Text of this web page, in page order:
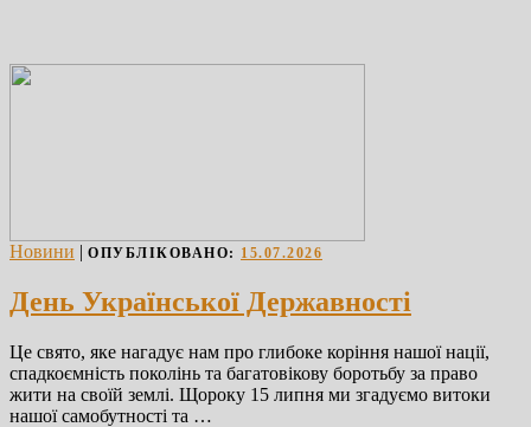
Новини | ОПУБЛІКОВАНО: 15.07.2026
День Української Державності
Це свято, яке нагадує нам про глибоке коріння нашої нації,
спадкоємність поколінь та багатовікову боротьбу за право
жити на своїй землі. Щороку 15 липня ми згадуємо витоки
нашої самобутності та …